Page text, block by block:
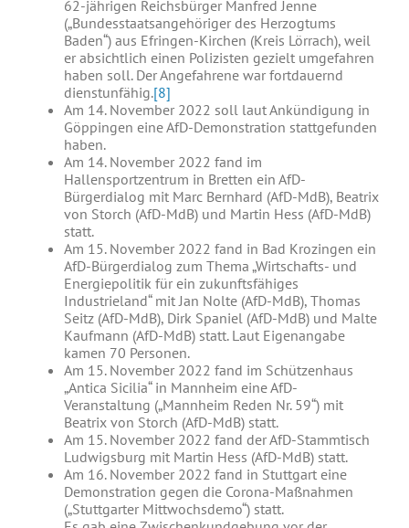
62-jährigen Reichsbürger Manfred Jenne
(„Bundesstaatsangehöriger des Herzogtums
Baden“) aus Efringen-Kirchen (Kreis Lörrach), weil
er absichtlich einen Polizisten gezielt umgefahren
haben soll. Der Angefahrene war fortdauernd
dienstunfähig.[8]
Am 14. November 2022 soll laut Ankündigung in
Göppingen eine AfD-Demonstration stattgefunden
haben.
Am 14. November 2022 fand im
Hallensportzentrum in Bretten ein AfD-
Bürgerdialog mit Marc Bernhard (AfD-MdB), Beatrix
von Storch (AfD-MdB) und Martin Hess (AfD-MdB)
statt.
Am 15. November 2022 fand in Bad Krozingen ein
AfD-Bürgerdialog zum Thema „Wirtschafts- und
Energiepolitik für ein zukunftsfähiges
Industrieland“ mit Jan Nolte (AfD-MdB), Thomas
Seitz (AfD-MdB), Dirk Spaniel (AfD-MdB) und Malte
Kaufmann (AfD-MdB) statt. Laut Eigenangabe
kamen 70 Personen.
Am 15. November 2022 fand im Schützenhaus
„Antica Sicilia“ in Mannheim eine AfD-
Veranstaltung („Mannheim Reden Nr. 59“) mit
Beatrix von Storch (AfD-MdB) statt.
Am 15. November 2022 fand der AfD-Stammtisch
Ludwigsburg mit Martin Hess (AfD-MdB) statt.
Am 16. November 2022 fand in Stuttgart eine
Demonstration gegen die Corona-Maßnahmen
(„Stuttgarter Mittwochsdemo“) statt.